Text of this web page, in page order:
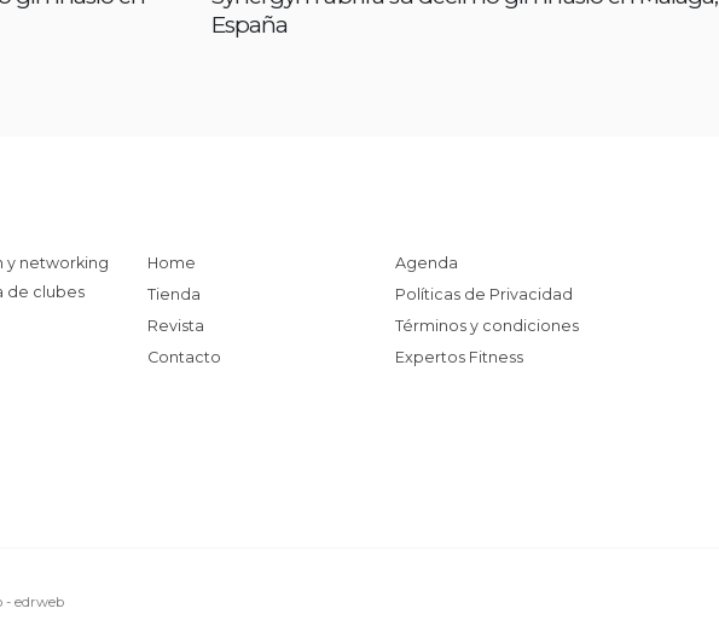
España
y networking
de clubes
Home
Tienda
Revista
Contacto
Agenda
Políticas de Privacidad
Términos y condiciones
Expertos Fitness
- edrweb